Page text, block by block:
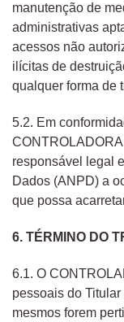
manutenção de
administrativas
acessos não
ilícitas de
qualquer forma de
5.2. Em
responsável legal
Dados (ANPD) a
que possa
6. TÉRMINO DO
6.1. O
pessoais do
mesmos forem